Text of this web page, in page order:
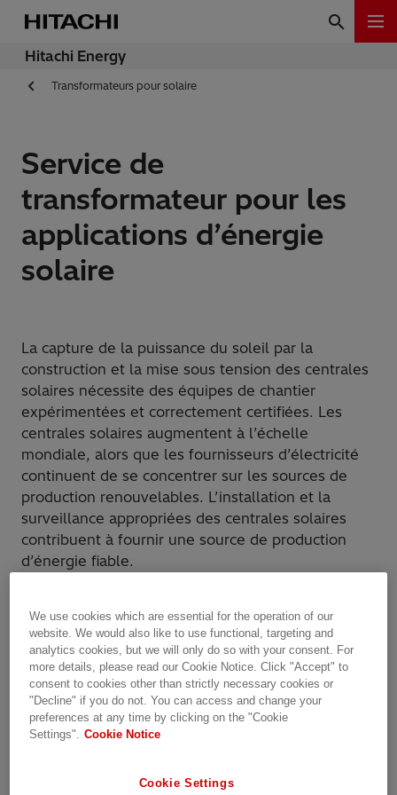
Hitachi Energy
Transformateurs pour solaire
Service de
transformateur pour les
applications d’énergie
solaire
La capture de la puissance du soleil par la
construction et la mise sous tension des centrales
solaires nécessite des équipes de chantier
expérimentées et correctement certifiées. Les
centrales solaires augmentent à l’échelle
mondiale, alors que les fournisseurs d’électricité
continuent de se concentrer sur les sources de
production renouvelables. L’installation et la
surveillance appropriées des centrales solaires
contribuent à fournir une source de production
d’énergie fiable.
Hitachi Energy disposent de la certification et de
l’expérience nécessaires pour travailler en toute
sécurité sur tous les sites, dans n’importe quel
environnement, afin d’assurer des performances
maximales de vos centrales solaires.
services de transformateurs, y compris des
We use cookies which are essential for the operation of our
website. We would also like to use functional, targeting and
analytics cookies, but we will only do so with your consent. For
more details, please read our Cookie Notice. Click "Accept" to
consent to cookies other than strictly necessary cookies or
"Decline" if you do not. You can access and change your
preferences at any time by clicking on the "Cookie
Settings".
Cookie Notice
Cookie Settings